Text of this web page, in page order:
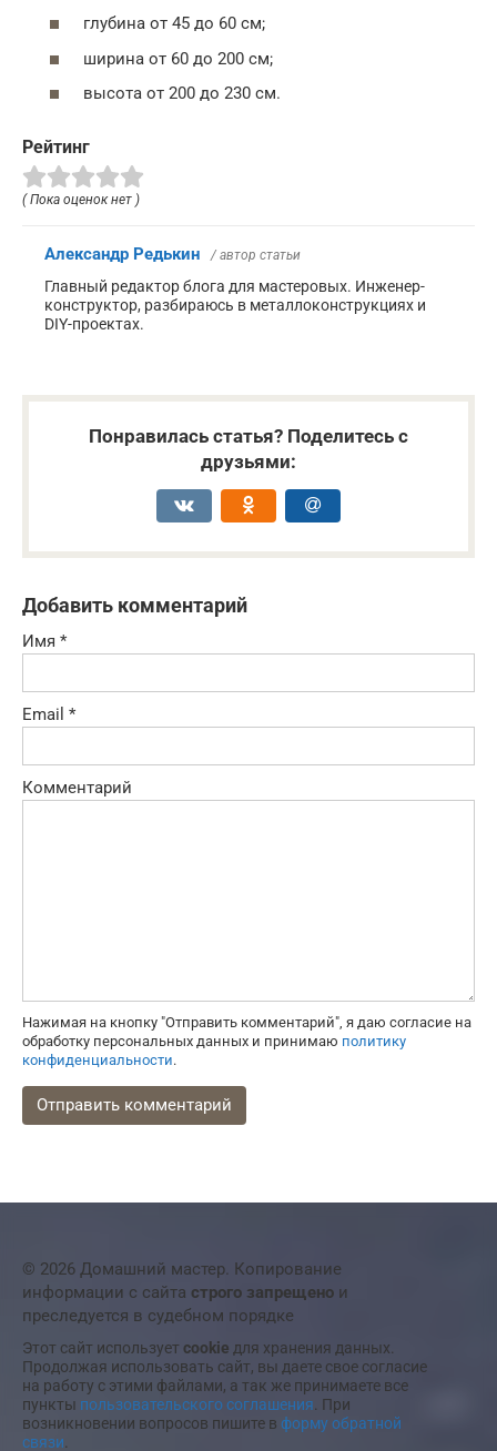
глубина от 45 до 60 см;
ширина от 60 до 200 см;
высота от 200 до 230 см.
Рейтинг
( Пока оценок нет )
Александр Редькин / автор статьи
Главный редактор блога для мастеровых. Инженер-
конструктор, разбираюсь в металлоконструкциях и
DIY-проектах.
Понравилась статья? Поделитесь с
друзьями:
Добавить комментарий
Имя *
Email *
Комментарий
Нажимая на кнопку "Отправить комментарий", я даю согласие на
обработку персональных данных и принимаю политику
конфиденциальности.
© 2026 Домашний мастер. Копирование
информации с сайта строго запрещено и
преследуется в судебном порядке
Этот сайт использует cookie для хранения данных.
Продолжая использовать сайт, вы даете свое согласие
на работу с этими файлами, а так же принимаете все
пункты пользовательского соглашения . При
возникновении вопросов пишите в форму обратной
связи